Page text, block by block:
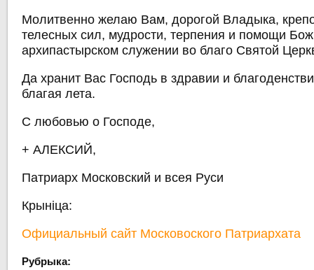
Молитвенно желаю Вам, дорогой Владыка,
телесных сил, мудрости, терпения и помощи
архипастырском служении во благо Святой
Да хранит Вас Господь в здравии и
благая лета.
С любовью о Господе,
+ АЛЕКСИЙ,
Патриарх Московский и всея Руси
Крыніца:
Официальный сайт Московоского Патриархата
Рубрыка: